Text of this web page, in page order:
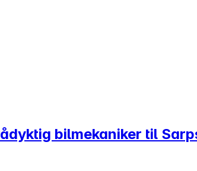
bilmekaniker til